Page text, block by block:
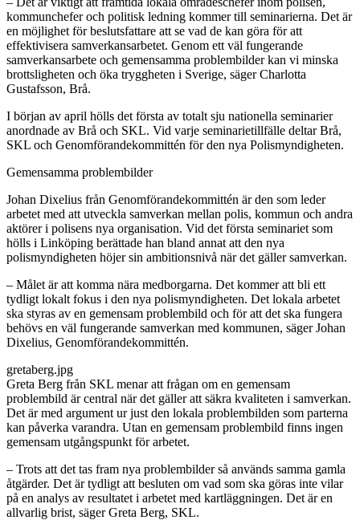
kommunchefer och politisk ledning kommer till seminarierna. Det är
en möjlighet för beslutsfattare att se vad de kan göra för att
effektivisera samverkansarbetet. Genom ett väl fungerande
samverkansarbete och gemensamma problembilder kan vi minska
brottsligheten och öka tryggheten i Sverige, säger Charlotta
Gustafsson, Brå.
I början av april hölls det första av totalt sju nationella seminarier
anordnade av Brå och SKL. Vid varje seminarietillfälle deltar Brå,
SKL och Genomförandekommittén för den nya Polismyndigheten.
Gemensamma problembilder
Johan Dixelius från Genomförandekommittén är den som leder
arbetet med att utveckla samverkan mellan polis, kommun och andra
aktörer i polisens nya organisation. Vid det första seminariet som
hölls i Linköping berättade han bland annat att den nya
polismyndigheten höjer sin ambitionsnivå när det gäller samverkan.
– Målet är att komma nära medborgarna. Det kommer att bli ett
tydligt lokalt fokus i den nya polismyndigheten. Det lokala arbetet
ska styras av en gemensam problembild och för att det ska fungera
behövs en väl fungerande samverkan med kommunen, säger Johan
Dixelius, Genomförandekommittén.
gretaberg.jpg
Greta Berg från SKL menar att frågan om en gemensam
problembild är central när det gäller att säkra kvaliteten i samverkan.
Det är med argument ur just den lokala problembilden som parterna
kan påverka varandra. Utan en gemensam problembild finns ingen
gemensam utgångspunkt för arbetet.
– Trots att det tas fram nya problembilder så används samma gamla
åtgärder. Det är tydligt att besluten om vad som ska göras inte vilar
på en analys av resultatet i arbetet med kartläggningen. Det är en
allvarlig brist, säger Greta Berg, SKL.